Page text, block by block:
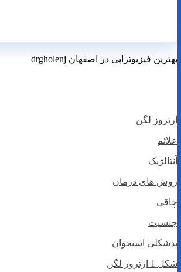
بهترین فیزیوتراپی در اصفهان drgholenj
ارتروز لگن
علائم
آنتالژیک
روش های درمان
چاقی
جنسیت
بدشکلی استخوان
شکل 1 ارتروز لگن